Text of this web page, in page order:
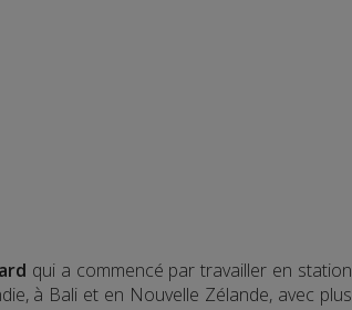
qui a commencé par travailler en
à Bali et en Nouvelle Zélande, avec